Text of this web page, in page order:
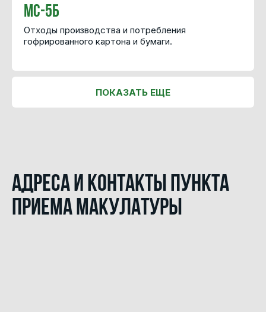
МС-5Б
Отходы производства и потребления
гофрированного картона и бумаги.
ПОКАЗАТЬ ЕЩЕ
Адреса и контакты пункта
приема макулатуры